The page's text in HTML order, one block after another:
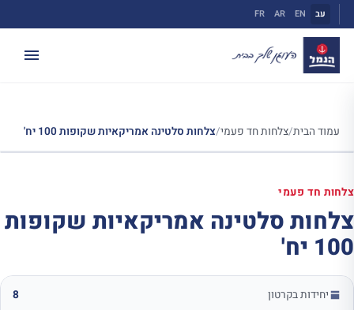
לתוכן
עב EN
AR
FR
עמוד הבית/צלחות חד פעמי/צלחות סלטינה אמריקאיות שקופות 100 יח'
צלחות חד פעמי
צלחות סלטינה אמריקאיות שקופות
100 יח'
יחידות בקרטון 8